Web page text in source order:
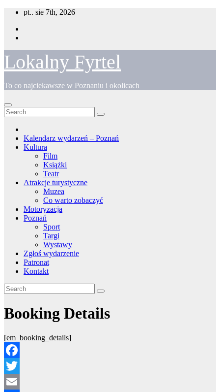
Skip
content
pt.. sie 7th, 2026
Lokalny Fyrtel
To co najciekawsze w Poznaniu i okolicach
Kalendarz wydarzeń – Poznań
Kultura
Film
Książki
Teatr
Atrakcje turystyczne
Muzea
Co warto zobaczyć
Motoryzacja
Poznań
Sport
Targi
Wystawy
Zgłoś wydarzenie
Patronat
Kontakt
Booking Details
[em_booking_details]
Facebook
Twitter